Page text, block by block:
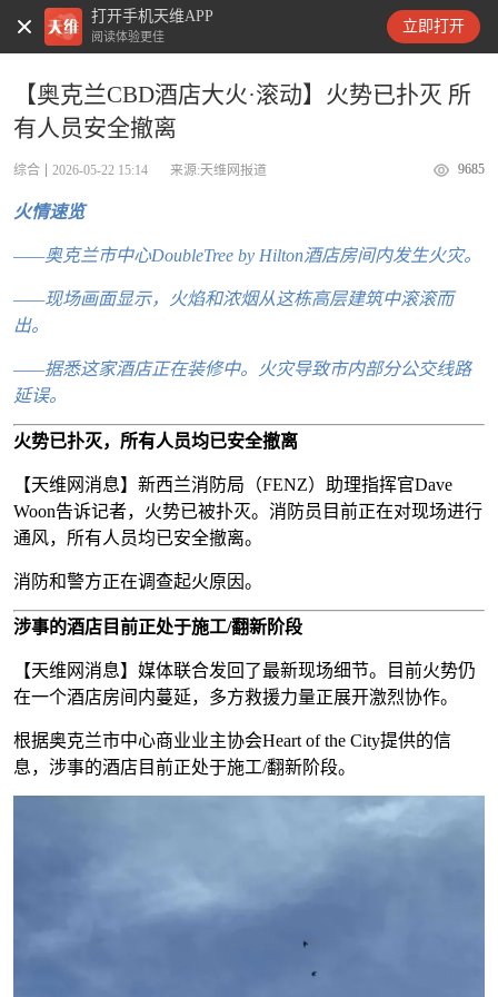
打开手机天维APP
阅读体验更佳
立即打开
天维新闻
【奥克兰CBD酒店大火·滚动】火势已扑灭 所
有人员安全撤离
综合 2026-05-22 15:14 来源:天维网报道 9685
火情速览
——奥克兰市中心DoubleTree by Hilton酒店房间内发生火灾。
——现场画面显示，火焰和浓烟从这栋高层建筑中滚滚而
出。
——据悉这家酒店正在装修中。火灾导致市内部分公交线路
延误。
火势已扑灭，所有人员均已安全撤离
【天维网消息】新西兰消防局（FENZ）助理指挥官Dave
Woon告诉记者，火势已被扑灭。消防员目前正在对现场进行
通风，所有人员均已安全撤离。
消防和警方正在调查起火原因。
涉事的酒店目前正处于施工/翻新阶段
【天维网消息】媒体联合发回了最新现场细节。目前火势仍
在一个酒店房间内蔓延，多方救援力量正展开激烈协作。
根据奥克兰市中心商业业主协会Heart of the City提供的信
息，涉事的酒店目前正处于施工/翻新阶段。